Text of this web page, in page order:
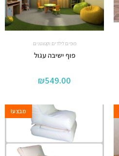
פופים לילדים וקטנטנים
פוף ישיבה עגול
₪549.00
מבצע!